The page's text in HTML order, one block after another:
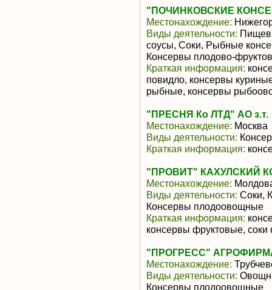
"ПОЧИНКОВСКИЕ
Местонахождение:
Виды деятельности:
соусы, Соки, Рыбные
Консервы плодово-
Краткая информация:
повидло, консервы
рыбные, консервы
"ПРЕСНЯ Ко ЛТД" АО з.т.
Местонахождение: Москва
Виды деятельности:
Краткая информация:
"ПРОВИТ" КАХУЛСКИЙ
Местонахождение:
Виды деятельности: Соки,
Консервы плодоовощные
Краткая информация:
консервы фруктовые, соки
"ПРОГРЕСС"
Местонахождение:
Виды деятельности:
Консервы плодоовощные